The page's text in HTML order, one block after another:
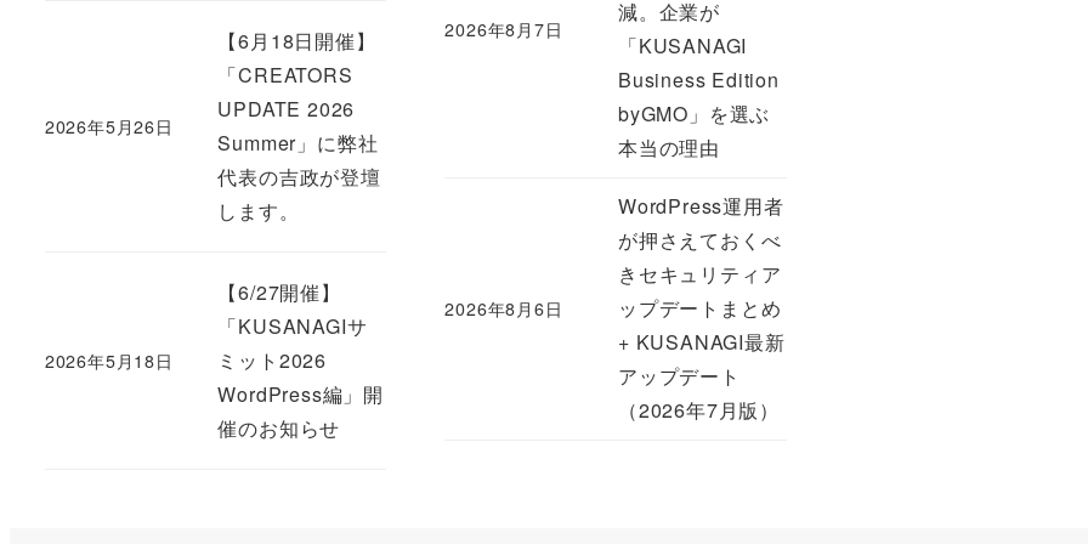
【6月18日開催】
「CREATORS
UPDATE 2026
Summer」に弊社
代表の吉政が登壇
します。
Published
2026年5月26日
【6/27開催】
「KUSANAGIサ
ミット2026
WordPress編」開
催のお知らせ
Published
2026年5月18日
減。企業が
「KUSANAGI
Business Edition
byGMO」を選ぶ
本当の理由
Published
2026年8月7日
WordPress運用者
が押さえておくべ
きセキュリティア
ップデートまとめ
+ KUSANAGI最新
アップデート
（2026年7月版）
Published
2026年8月6日